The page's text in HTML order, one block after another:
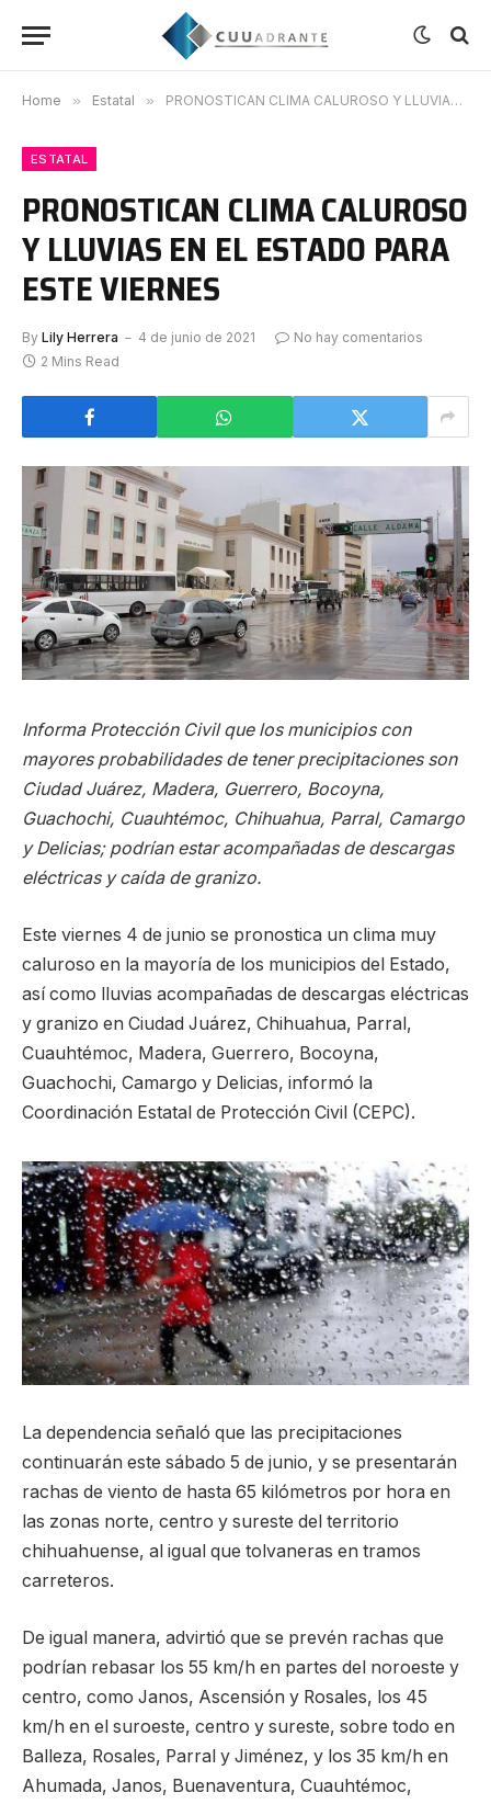
Home » Estatal » PRONOSTICAN CLIMA CALUROSO Y LLUVIAS EN EL ESTADO PARA ESTE VIERNES
ESTATAL
PRONOSTICAN CLIMA CALUROSO
Y LLUVIAS EN EL ESTADO PARA
ESTE VIERNES
By Lily Herrera 4 de junio de 2021
No hay comentarios
2 Mins Read
Informa Protección Civil que los municipios con
mayores probabilidades de tener precipitaciones son
Ciudad Juárez, Madera, Guerrero, Bocoyna,
Guachochi, Cuauhtémoc, Chihuahua, Parral, Camargo
y Delicias; podrían estar acompañadas de descargas
eléctricas y caída de granizo.
Este viernes 4 de junio se pronostica un clima muy
caluroso en la mayoría de los municipios del Estado,
así como lluvias acompañadas de descargas eléctricas
y granizo en Ciudad Juárez, Chihuahua, Parral,
Cuauhtémoc, Madera, Guerrero, Bocoyna,
Guachochi, Camargo y Delicias, informó la
Coordinación Estatal de Protección Civil (CEPC).
La dependencia señaló que las precipitaciones
continuarán este sábado 5 de junio, y se presentarán
rachas de viento de hasta 65 kilómetros por hora en
las zonas norte, centro y sureste del territorio
chihuahuense, al igual que tolvaneras en tramos
carreteros.
De igual manera, advirtió que se prevén rachas que
podrían rebasar los 55 km/h en partes del noroeste y
centro, como Janos, Ascensión y Rosales, los 45
km/h en el suroeste, centro y sureste, sobre todo en
Balleza, Rosales, Parral y Jiménez, y los 35 km/h en
Ahumada, Janos, Buenaventura, Cuauhtémoc,